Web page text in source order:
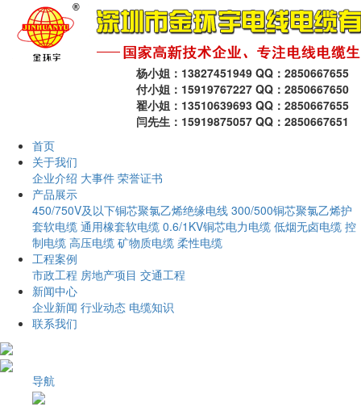
杨小姐：13827451949 QQ：2850667655
付小姐：15919767227 QQ：2850667650
翟小姐：13510639693 QQ：2850667655
闫先生：15919875057 QQ：2850667651
首页
关于我们
企业介绍 大事件 荣誉证书
产品展示
450/750V及以下铜芯聚氯乙烯绝缘电线 300/500铜芯聚氯乙烯护
套软电缆 通用橡套软电缆 0.6/1KV铜芯电力电缆 低烟无卤电缆 控
制电缆 高压电缆 矿物质电缆 柔性电缆
工程案例
市政工程 房地产项目 交通工程
新闻中心
企业新闻 行业动态 电缆知识
联系我们
导航